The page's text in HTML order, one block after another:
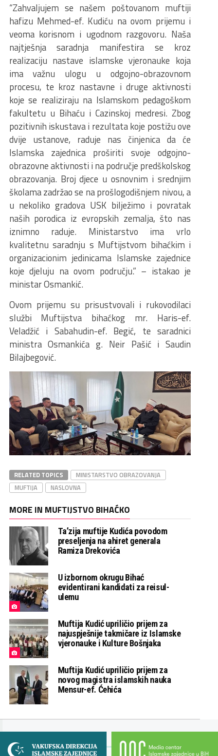
“Zahvaljujem se našem poštovanom muftiji
hafizu Mehmed-ef. Kudiću na ovom prijemu i
veoma korisnom i ugodnom razgovoru. Naša
najtješnja saradnja manifestira se kroz
realizaciju nastave islamske vjeronauke koja
ima važnu ulogu u odgojno-obrazovnom
procesu, te kroz nastavne i druge aktivnosti
koje se realiziraju na Islamskom pedagoškom
fakultetu u Bihaću i Cazinskoj medresi. Zbog
pozitivnih iskustava i rezultata koje postižu ove
dvije ustanove, raduje nas činjenica da će
Islamska zajednica proširiti svoje odgojno-
obrazovne aktivnosti i na područje predškolskog
obrazovanja. Broj djece u osnovnim i srednjim
školama zadržao se na prošlogodišnjem nivou, a
u nekoliko gradova USK bilježimo i povratak
naših porodica iz evropskih zemalja, što nas
iznimno raduje. Ministarstvo ima vrlo
kvalitetnu saradnju s Muftijstvom bihaćkim i
organizacionim jedinicama Islamske zajednice
koje djeluju na ovom području.” – istakao je
ministar Osmankić.
Ovom prijemu su prisustvovali i rukovodilaci
službi Muftijstva bihaćkog mr. Haris-ef.
Veladžić i Sabahudin-ef. Begić, te saradnici
ministra Osmankića g. Neir Pašić i Saudin
Bilajbegović.
RELATED TOPICS
MINISTARSTVO OBRAZOVANJA
MUFTIJA
NASLOVNA
MORE IN MUFTIJSTVO BIHAĆKO
Ta’zija muftije Kudića povodom
preseljenja na ahiret generala
Ramiza Drekovića
U izbornom okrugu Bihać
evidentirani kandidati za reisul-
ulemu
Muftija Kudić upriličio prijem za
najuspješnije takmičare iz Islamske
vjeronauke i Kulture Bošnjaka
Muftija Kudić upriličio prijem za
novog magistra islamskih nauka
Mensur-ef. Ćehića